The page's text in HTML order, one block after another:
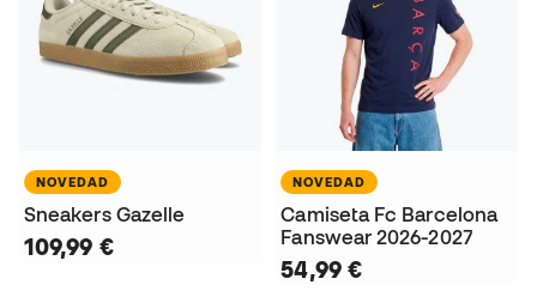
NOVEDAD
Sneakers Gazelle
109,99 €
NOVEDAD
Camiseta Fc Barcelona
Fanswear 2026-2027
54,99 €